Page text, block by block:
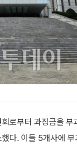
로부터 과징금을
다. 이들 5개사에